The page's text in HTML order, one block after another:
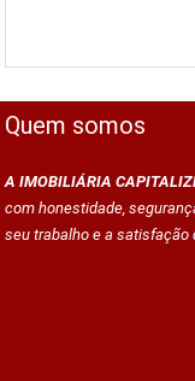
Quem somos
A IMOBILIÁRIA
com honestidade,
seu trabalho e a satisfação